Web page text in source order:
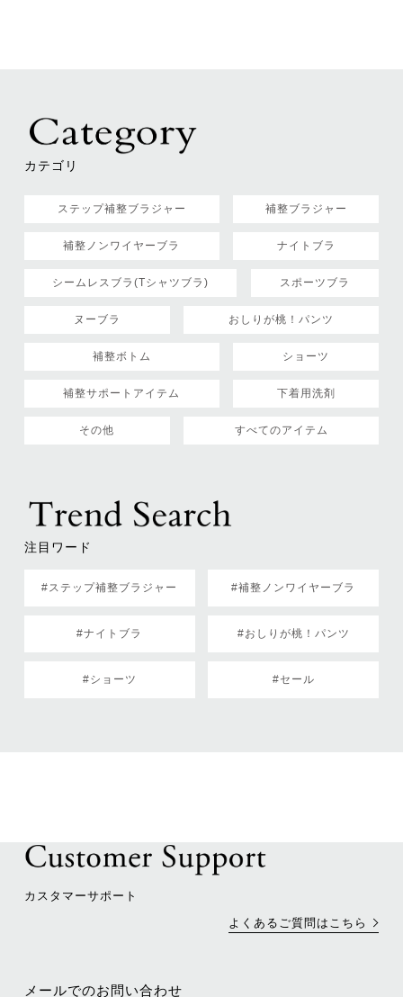
カテゴリ
ステップ補整ブラジャー 補整ブラジャー
補整ノンワイヤーブラ ナイトブラ
シームレスブラ(Tシャツブラ) スポーツブラ
ヌーブラ おしりが桃！パンツ
補整ボトム ショーツ
補整サポートアイテム 下着用洗剤
その他 すべてのアイテム
注目ワード
#ステップ補整ブラジャー #補整ノンワイヤーブラ
#ナイトブラ #おしりが桃！パンツ
#ショーツ #セール
カスタマーサポート
よくあるご質問はこちら
メールでのお問い合わせ